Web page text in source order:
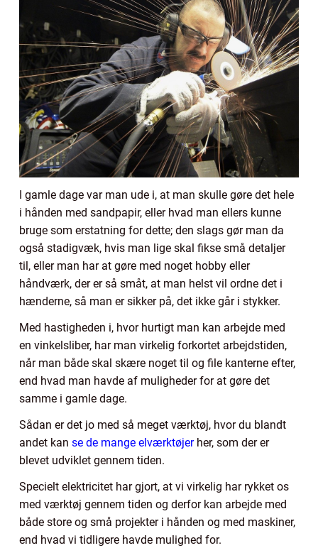
I gamle dage var man ude i, at man skulle gøre det hele
i hånden med sandpapir, eller hvad man ellers kunne
bruge som erstatning for dette; den slags gør man da
også stadigvæk, hvis man lige skal fikse små detaljer
til, eller man har at gøre med noget hobby eller
håndværk, der er så småt, at man helst vil ordne det i
hænderne, så man er sikker på, det ikke går i stykker.
Med hastigheden i, hvor hurtigt man kan arbejde med
en vinkelsliber, har man virkelig forkortet arbejdstiden,
når man både skal skære noget til og file kanterne efter,
end hvad man havde af muligheder for at gøre det
samme i gamle dage.
Sådan er det jo med så meget værktøj, hvor du blandt
andet kan se de mange elværktøjerher, som der er
blevet udviklet gennem tiden.
Specielt elektricitet har gjort, at vi virkelig har rykket os
med værktøj gennem tiden og derfor kan arbejde med
både store og små projekter i hånden og med maskiner,
end hvad vi tidligere havde mulighed for.